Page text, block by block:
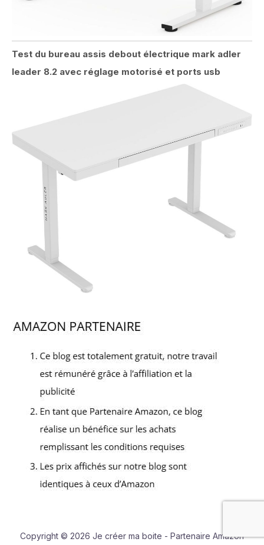
Test du bureau assis debout électrique mark adler
leader 8.2 avec réglage motorisé et ports usb
Copyright © 2026 Je créer ma boite - Partenaire Amazon